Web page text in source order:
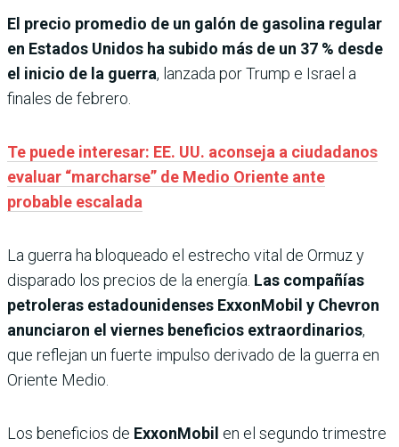
El precio promedio de un galón de gasolina regular
en Estados Unidos ha subido más de un 37 % desde
el inicio de la guerra, lanzada por Trump e Israel a
finales de febrero.
Te puede interesar: EE. UU. aconseja a ciudadanos
evaluar “marcharse” de Medio Oriente ante
probable escalada
La guerra ha bloqueado el estrecho vital de Ormuz y
disparado los precios de la energía. Las compañías
petroleras estadounidenses ExxonMobil y Chevron
anunciaron el viernes beneficios extraordinarios,
que reflejan un fuerte impulso derivado de la guerra en
Oriente Medio.
Los beneficios de ExxonMobil en el segundo trimestre